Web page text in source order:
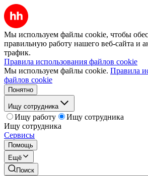
Мы используем файлы cookie, чтобы
правильную работу нашего веб-сайта и
трафик.
Правила использования файлов cookie
Мы используем файлы cookie. Правила
файлов cookie
Понятно
Ищу сотрудника
Ищу работу
Ищу сотрудника
Ищу сотрудника
Сервисы
Помощь
Ещё
Поиск